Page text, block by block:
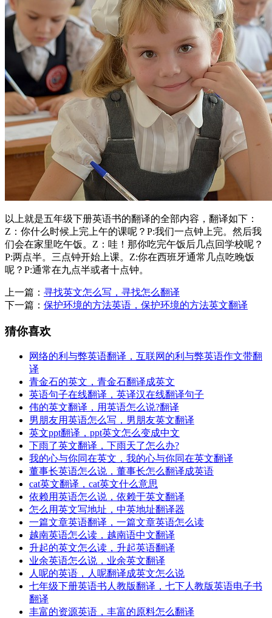
以上就是五年级下册英语书的翻译的全部内容，翻译如下：
Z：你什么时候上完上午的课呢？P:我们一点钟上完。然后我
们会在家里吃午饭。Z：哇！那你吃完午饭后几点回学校呢？
P:两点半。三点钟开始上课。Z:你在西班牙通常几点吃晚饭
呢？P:通常在九点半或者十点钟。
上一篇： 寻找英文怎么写，寻找怎么翻译
下一篇： 保护环境的方法英语，保护环境的方法英文翻译
猜你喜欢
网络的利与弊英语翻译，互联网的利与弊英语作文带翻
译
青金石的英文，青金石翻译成英文
英语句子在线翻译，英译汉在线翻译句子
伟的英文翻译，用英语怎么说?翻译
男朋友用英语怎么写，男朋友英文翻译
英文ppt翻译，ppt英文怎么变成中文
下雨了英文翻译，下雨天了怎么办?
我的心与你同在英文，我的心与你同在英文翻译
董事长英语怎么说，董事长怎么翻译成英语
cat英文翻译，cat英文什么意思
依赖用英语怎么说，依赖于英文翻译
怎么用英文写地址，中英地址翻译器
一篇文章英语翻译，一篇文章英语怎么读
越南英语怎么读，越南语中文翻译
升起的英文怎么读，升起英语翻译
业余英语怎么说，业余英文翻译
人呢的英语，人呢翻译成英文怎么说
七年级下册英语书人教版翻译，七下人教版英语电子书
翻译
丰富的资源英语，丰富的原料怎么翻译